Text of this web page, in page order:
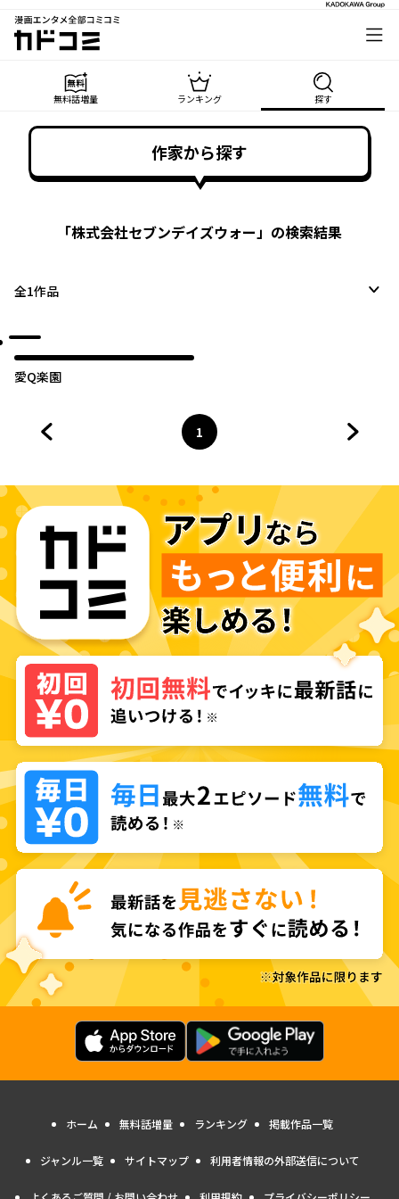
漫画エンタメ全部コミコミ
カドコミ
無料話増量 ランキング 探す
作家から探す
「株式会社セブンデイズウォー」の検索結果
全1作品
愛Q楽園
ページ
1
へ
ホーム 無料話増量 ランキング 掲載作品一覧
ジャンル一覧 サイトマップ 利用者情報の外部送信について